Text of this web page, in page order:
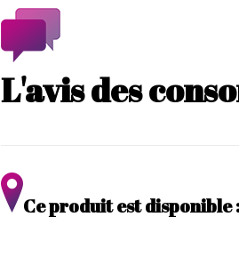
L'avis des
Ce produit est disponible